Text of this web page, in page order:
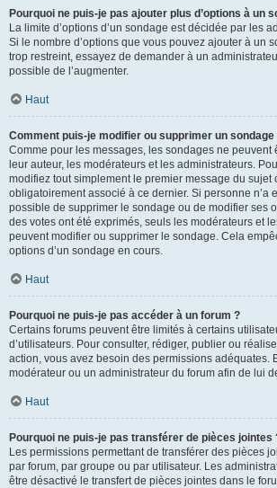
Pourquoi ne puis-je pas ajouter plus d’options à un
La limite d’options d’un sondage est décidée par les
Si le nombre d’options que vous pouvez ajouter à un
trop restreint, essayez de demander à un
possible de l’augmenter.
Haut
Comment puis-je modifier ou supprimer un sondage
Comme pour les messages, les sondages ne peuvent
leur auteur, les modérateurs et les administrateurs.
modifiez tout simplement le premier message du sujet
obligatoirement associé à ce dernier. Si personne n’a
possible de supprimer le sondage ou de modifier ses
des votes ont été exprimés, seuls les modérateurs et
peuvent modifier ou supprimer le sondage. Cela
options d’un sondage en cours.
Haut
Pourquoi ne puis-je pas accéder à un forum ?
Certains forums peuvent être limités à certains
d’utilisateurs. Pour consulter, rédiger, publier ou
action, vous avez besoin des permissions adéquates.
modérateur ou un administrateur du forum afin de lui
Haut
Pourquoi ne puis-je pas transférer de pièces jointes
Les permissions permettant de transférer des pièces
par forum, par groupe ou par utilisateur. Les
être désactivé le transfert de pièces jointes dans le